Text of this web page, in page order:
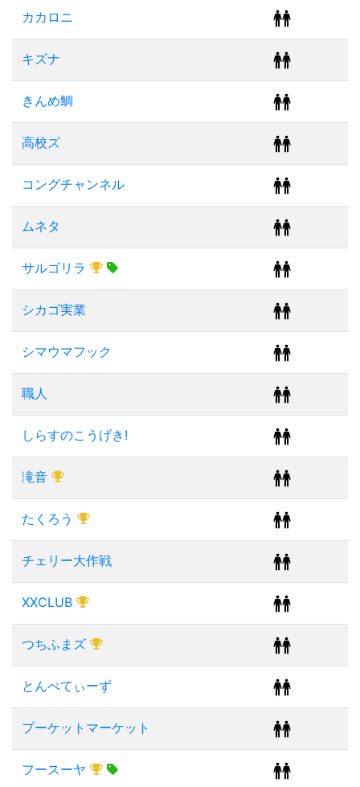
カカロニ
キズナ
きんめ鯛
高校ズ
コングチャンネル
ムネタ
サルゴリラ
シカゴ実業
シマウマフック
職人
しらすのこうげき!
滝音
たくろう
チェリー大作戦
XXCLUB
つちふまズ
とんぺてぃーず
プーケットマーケット
フースーヤ